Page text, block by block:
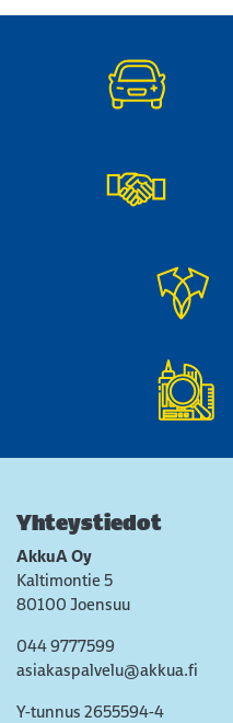
Yhteystiedot
AkkuA Oy
Kaltimontie 5
80100 Joensuu
044 9777599
asiakaspalvelu@akkua.fi
Y-tunnus 2655594-4